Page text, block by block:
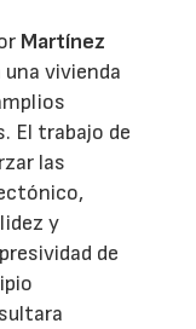
Martínez
vivienda
El trabajo de
las
y
de